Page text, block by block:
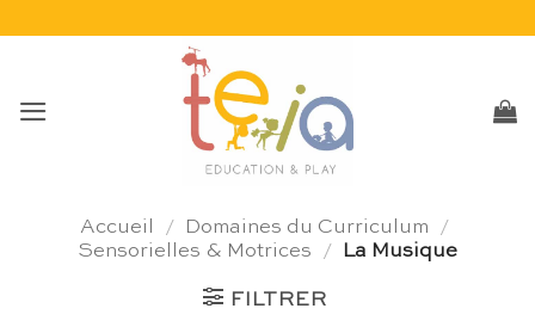
Accueil / Domaines du Curriculum
/
Sensorielles & Motrices
/ La Musique
FILTRER